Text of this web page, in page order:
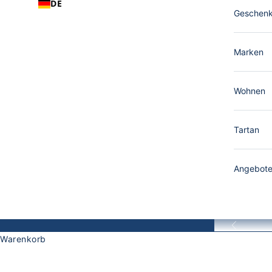
DE
Marken
Wohnen
Tartan
Angebote
Zurück
Warenkorb
Robert Mackie ist eine der traditionsreichsten